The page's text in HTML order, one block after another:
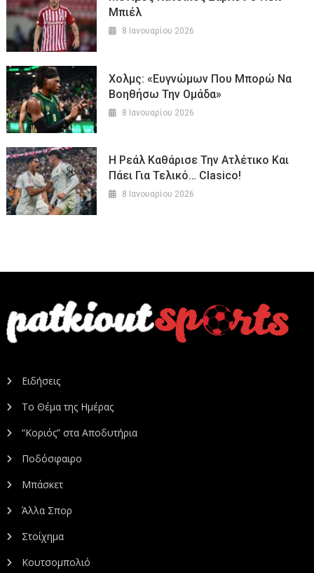
Μπιέλ
8 Ιανουαρίου 2026
Χολμς: «Ευγνώμων Που Μπορώ Να
Βοηθήσω Την Ομάδα»
8 Ιανουαρίου 2026
Η Ρεάλ Καθάρισε Την Ατλέτικο Και
Πάει Για Τελικό… Clasico!
8 Ιανουαρίου 2026
Ειδήσεις
Το Θέμα της Ημέρας
“Κοριός” στα Αποδυτήρια
Ποδόσφαιρο
Μπάσκετ
Άλλα Σπορ
Στοίχημα
Κουτσομπολιό